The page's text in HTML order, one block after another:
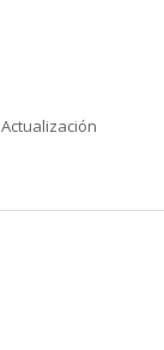
Actualización